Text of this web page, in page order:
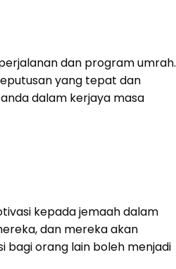
dan program umrah.
yang tepat dan
dalam kerjaya masa
kepada jemaah dalam
dan mereka akan
bagi orang lain boleh menjadi